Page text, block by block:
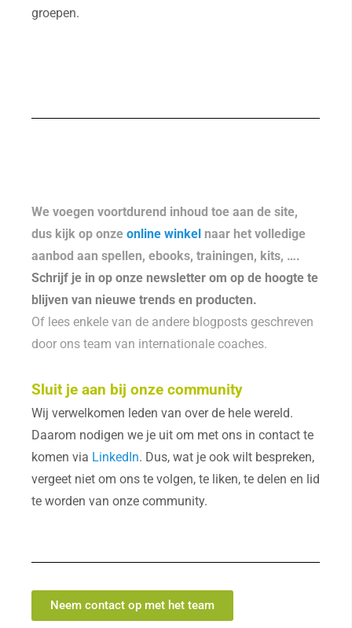
groepen.
We voegen voortdurend inhoud toe aan de site,
dus kijk op onze online winkel naar het volledige
aanbod aan spellen, ebooks, trainingen, kits, ….
Schrijf je in op onze newsletter om op de hoogte te
blijven van nieuwe trends en producten.
Of lees enkele van de andere blogposts geschreven
door ons team van internationale coaches.
Sluit je aan bij onze community
Wij verwelkomen leden van over de hele wereld.
Daarom nodigen we je uit om met ons in contact te
komen via LinkedIn. Dus, wat je ook wilt bespreken,
vergeet niet om ons te volgen, te liken, te delen en lid
te worden van onze community.
Neem contact op met het team